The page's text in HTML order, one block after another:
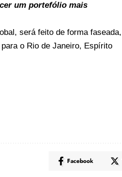
um portefólio mais
será feito de forma faseada,
o Rio de Janeiro, Espírito
Facebook